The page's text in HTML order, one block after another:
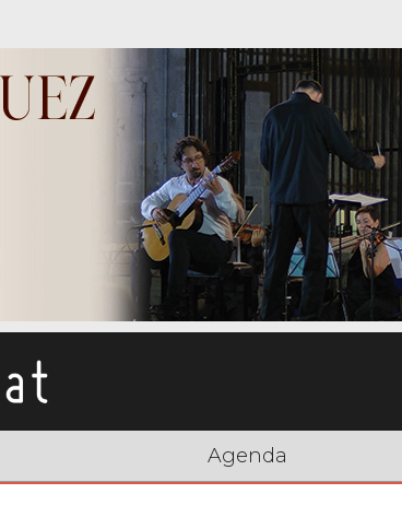
Agenda